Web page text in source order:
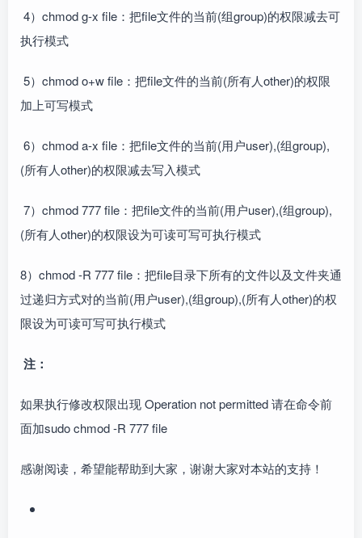
4）chmod g-x file：把file文件的当前(组group)的权限减去可
执行模式
5）chmod o+w file：把file文件的当前(所有人other)的权限
加上可写模式
6）chmod a-x file：把file文件的当前(用户user),(组group),
(所有人other)的权限减去写入模式
7）chmod 777 file：把file文件的当前(用户user),(组group),
(所有人other)的权限设为可读可写可执行模式
8）chmod -R 777 file：把file目录下所有的文件以及文件夹通
过递归方式对的当前(用户user),(组group),(所有人other)的权
限设为可读可写可执行模式
注：
如果执行修改权限出现 Operation not permitted 请在命令前
面加sudo chmod -R 777 file
感谢阅读，希望能帮助到大家，谢谢大家对本站的支持！